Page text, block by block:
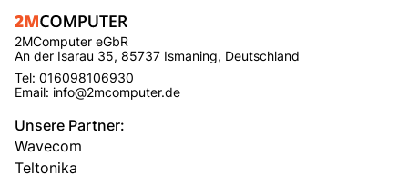
2MComputer eGbR
An der Isarau 35, 85737 Ismaning, Deutschland
Tel: 016098106930
Email: info@2mcomputer.de
Unsere Partner:
Wavecom
Teltonika